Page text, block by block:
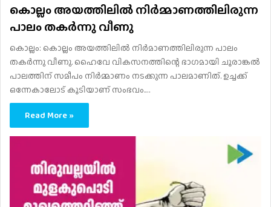
കൊല്ലം അയത്തിലിൽ നിർമ്മാണത്തിലിരുന്ന
പാലം തകർന്നു വീണു
കൊല്ലം: കൊല്ലം അയത്തിലിൽ നിർമാണത്തിലിരുന്ന പാലം
തകർന്നു വീണു. ഹൈവേ വികസനത്തിന്റെ ഭാ​ഗമായി ചൂരാങ്കൽ
പാലത്തിന് സമീപം നിർമ്മാണം നടക്കുന്ന പാലമാണിത്. ഉച്ചക്ക്
ഒന്നേകാലോട് കൂടിയാണ് സംഭവം.…
Read More »